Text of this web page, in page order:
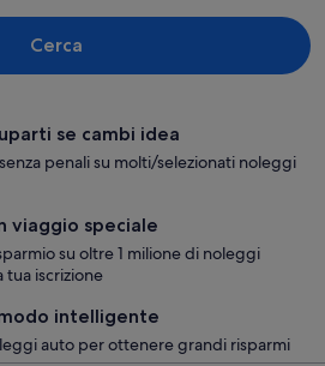
Cerca
se cambi idea
penali su molti/selezionati noleggi
viaggio speciale
su oltre 1 milione di noleggi
tua iscrizione
intelligente
auto per ottenere grandi risparmi